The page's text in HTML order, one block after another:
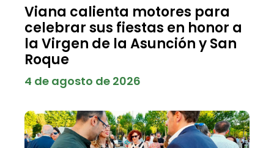
Viana calienta motores para
celebrar sus fiestas en honor a
la Virgen de la Asunción y San
Roque
4 de agosto de 2026